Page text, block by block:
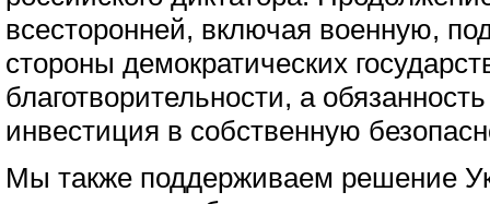
всесторонней, включая военную,
стороны демократических
благотворительности, а
инвестиция в собственную
Мы также поддерживаем решение